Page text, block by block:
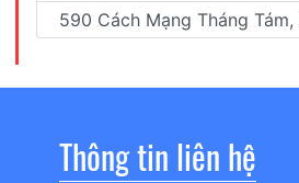
590 Cách Mạng Tháng Tám,
Thông tin liên hệ